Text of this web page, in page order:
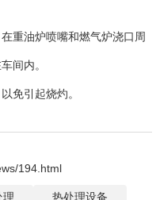
重油炉喷嘴和燃气炉浇口周
间内。
免引起烧灼。
194.html
理
热处理设备